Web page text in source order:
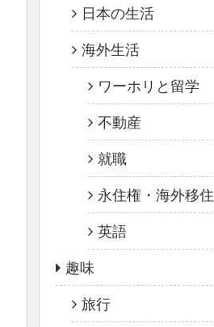
日本の生活
海外生活
ワーホリと留学
不動産
就職
永住権・海外移住
英語
趣味
旅行